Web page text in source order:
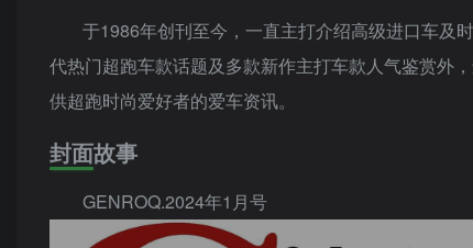
于1986年创刊至今，一直主打介绍高级进口车及
代热门超跑车款话题及多款新作主打车款人气鉴赏外
供超跑时尚爱好者的爱车资讯。
封面故事
GENROQ.2024年1月号